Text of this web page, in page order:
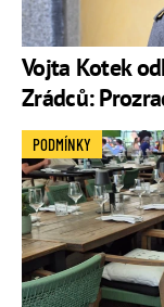
Vojta Kotek
Zrádců:
PODMÍNKY